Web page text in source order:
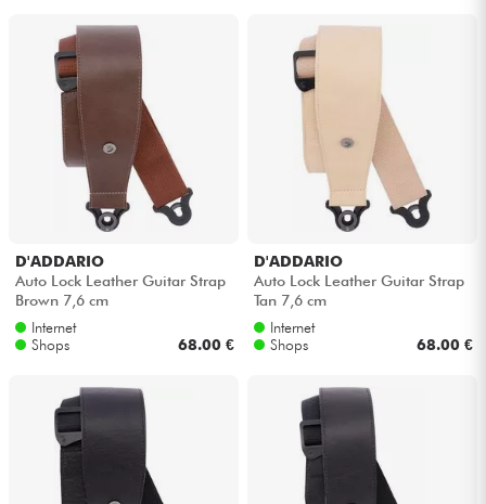
D'ADDARIO
Auto Lock Leather Guitar Strap
Brown 7,6 cm
Internet
Shops
68.00 €
D'ADDARIO
Auto Lock Leather Guitar Strap
Tan 7,6 cm
Internet
Shops
68.00 €